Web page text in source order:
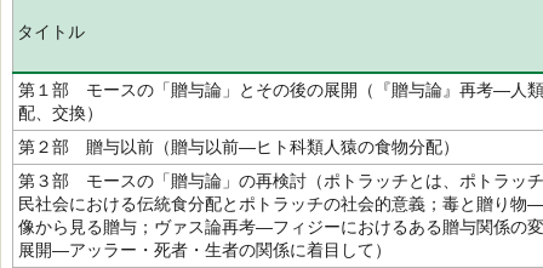
タイトル
第１部 モースの「贈与論」とその後の展開（『贈与論』再考―人
配、交換）
第２部 贈与以前（贈与以前―ヒト科類人猿の食物分配）
第３部 モースの「贈与論」の再検討（ポトラッチとは、ポトラッ
民社会における伝統食分配とポトラッチの社会的意義；毒と贈り物
像から見る贈与；ヴァス論再考―フィジーにおけるある贈与関係の
展開―アッラー・死者・生者の関係に着目して）